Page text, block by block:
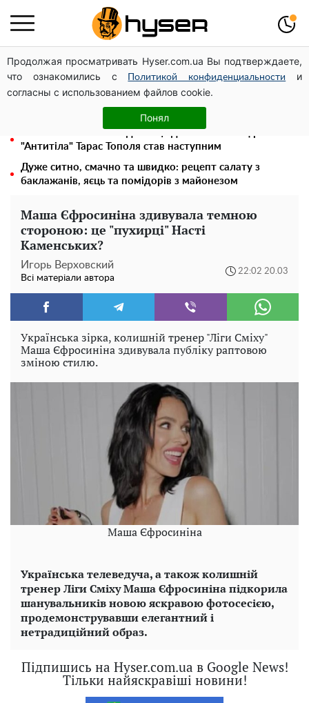
Продолжая просматривать Hyser.com.ua Вы подтверждаете,
что ознакомились с
Политикой конфиденциальности
и
согласны с использованием файлов cookie.
Понял
Місяць без світла, лютий холод та комунальні платежі
на тисячі гривень: народ "ламають" у відключення
Гола Олена Тополя у цікавих позах змусила відвисати
щелепи: злив відео – було лише початком
"Антитіла" Тарас Тополя став наступним
Дуже ситно, смачно та швидко: рецепт салату з
баклажанів, яєць та помідорів з майонезом
Маша Єфросиніна здивувала темною
стороною: це "пухирці" Насті
Каменських?
Игорь Верховский
Всі матеріали автора
22:02 20.03
Українська зірка, колишній тренер "Ліги Сміху"
Маша Єфросиніна здивувала публіку раптовою
зміною стилю.
Маша Єфросиніна
Українська телеведуча, а також колишній
тренер Ліги Сміху Маша Єфросиніна підкорила
шанувальників новою яскравою фотосесією,
продемонструвавши елегантний і
нетрадиційний образ.
Підпишись на Hyser.com.ua в Google News!
Тільки найяскравіші новини!